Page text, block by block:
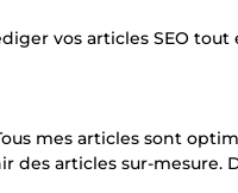
vos articles SEO
mes articles sont
des articles sur-mesure.